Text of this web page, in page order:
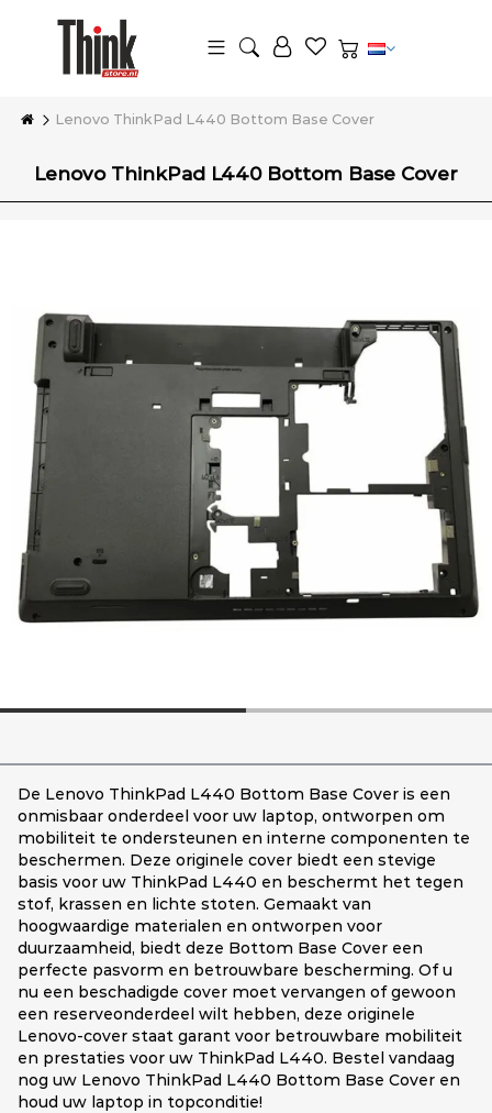
Lenovo ThinkPad L440 Bottom Base Cover
Lenovo ThinkPad L440 Bottom Base Cover
De Lenovo ThinkPad L440 Bottom Base Cover is een
onmisbaar onderdeel voor uw laptop, ontworpen om
mobiliteit te ondersteunen en interne componenten te
beschermen. Deze originele cover biedt een stevige
basis voor uw ThinkPad L440 en beschermt het tegen
stof, krassen en lichte stoten. Gemaakt van
hoogwaardige materialen en ontworpen voor
duurzaamheid, biedt deze Bottom Base Cover een
perfecte pasvorm en betrouwbare bescherming. Of u
nu een beschadigde cover moet vervangen of gewoon
een reserveonderdeel wilt hebben, deze originele
Lenovo-cover staat garant voor betrouwbare mobiliteit
en prestaties voor uw ThinkPad L440. Bestel vandaag
nog uw Lenovo ThinkPad L440 Bottom Base Cover en
houd uw laptop in topconditie!